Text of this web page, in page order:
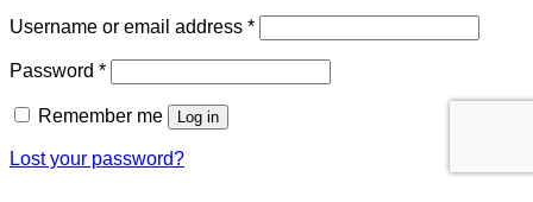
Username or email address *Required
Password *Required
Remember me Log in
Lost your password?